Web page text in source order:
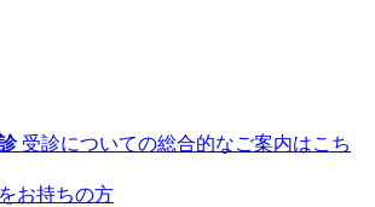
受診についての総合的なご案内はこち
お持ちの方